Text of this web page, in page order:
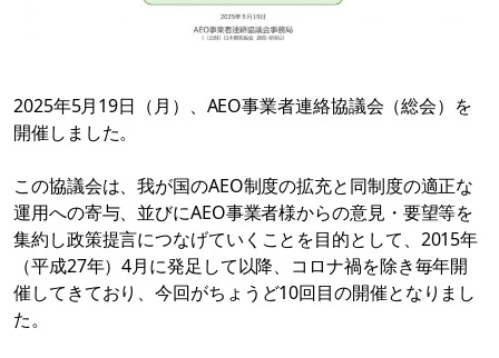
2025年5月19日（月）、AEO事業者連絡協議会（総会）を
開催しました。
この協議会は、我が国のAEO制度の拡充と同制度の適正な
運用への寄与、並びにAEO事業者様からの意見・要望等を
集約し政策提言につなげていくことを目的として、2015年
（平成27年）4月に発足して以降、コロナ禍を除き毎年開
催してきており、今回がちょうど10回目の開催となりまし
た。